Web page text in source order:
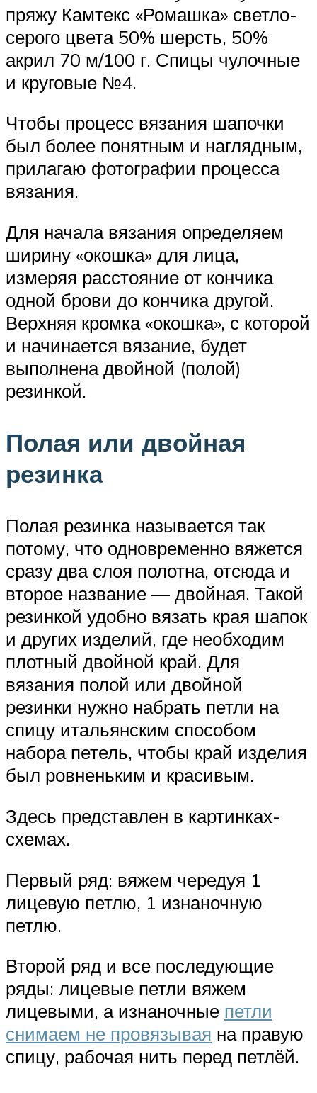
пряжу Камтекс «Ромашка» светло-
серого цвета 50% шерсть, 50%
акрил 70 м/100 г. Спицы чулочные
и круговые №4.
Чтобы процесс вязания шапочки
был более понятным и наглядным,
прилагаю фотографии процесса
вязания.
Для начала вязания определяем
ширину «окошка» для лица,
измеряя расстояние от кончика
одной брови до кончика другой.
Верхняя кромка «окошка», с которой
и начинается вязание, будет
выполнена двойной (полой)
резинкой.
Полая или двойная
резинка
Полая резинка называется так
потому, что одновременно вяжется
сразу два слоя полотна, отсюда и
второе название — двойная. Такой
резинкой удобно вязать края шапок
и других изделий, где необходим
плотный двойной край. Для
вязания полой или двойной
резинки нужно набрать петли на
спицу итальянским способом
набора петель, чтобы край изделия
был ровненьким и красивым.
Здесь представлен в картинках-
схемах.
Первый ряд: вяжем чередуя 1
лицевую петлю, 1 изнаночную
петлю.
Второй ряд и все последующие
ряды: лицевые петли вяжем
лицевыми, а изнаночные петли
снимаем не провязывая на правую
спицу, рабочая нить перед петлёй.